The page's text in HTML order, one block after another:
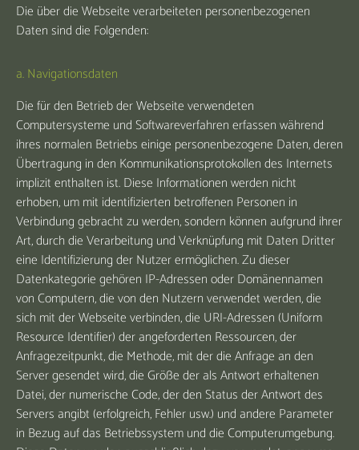
Die über die Webseite verarbeiteten personenbezogenen
Daten sind die Folgenden:
a. Navigationsdaten
Die für den Betrieb der Webseite verwendeten
Computersysteme und Softwareverfahren erfassen während
ihres normalen Betriebs einige personenbezogene Daten, deren
Übertragung in den Kommunikationsprotokollen des Internets
implizit enthalten ist. Diese Informationen werden nicht
erhoben, um mit identifizierten betroffenen Personen in
Verbindung gebracht zu werden, sondern können aufgrund ihrer
Art, durch die Verarbeitung und Verknüpfung mit Daten Dritter
eine Identifizierung der Nutzer ermöglichen. Zu dieser
Datenkategorie gehören IP-Adressen oder Domänennamen
von Computern, die von den Nutzern verwendet werden, die
sich mit der Webseite verbinden, die URI-Adressen (Uniform
Resource Identifier) der angeforderten Ressourcen, der
Anfragezeitpunkt, die Methode, mit der die Anfrage an den
Server gesendet wird, die Größe der als Antwort erhaltenen
Datei, der numerische Code, der den Status der Antwort des
Servers angibt (erfolgreich, Fehler usw.) und andere Parameter
in Bezug auf das Betriebssystem und die Computerumgebung.